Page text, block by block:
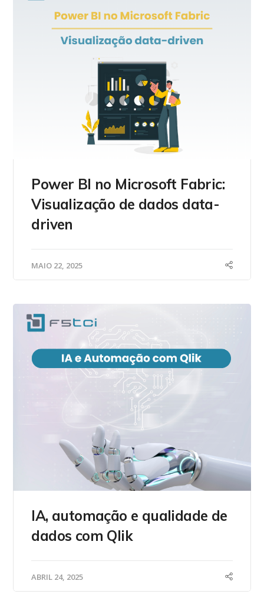
Power BI no Microsoft Fabric:
Visualização de dados data-
driven
MAIO 22, 2025
IA, automação e qualidade de
dados com Qlik
ABRIL 24, 2025